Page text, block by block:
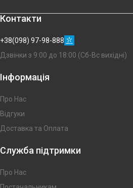
Контакти
+38(098) 97-98-888
Дзвінки з 9:00 до 18:00 (Сб-Вс вихідні)
Інформація
Про Нас
Відгуки
Доставка та Оплата
Служба підтримки
Про Нас